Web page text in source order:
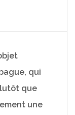
qui
que
une